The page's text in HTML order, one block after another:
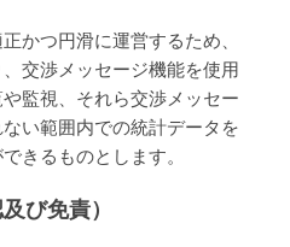
かつ円滑に運営するため、
交渉メッセージ機能を使用
監視、それら交渉メッセー
い範囲内での統計データを
きるものとします。
び免責）